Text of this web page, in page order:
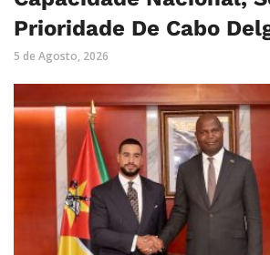
Prioridade De Cabo
5 de Agosto, 2026